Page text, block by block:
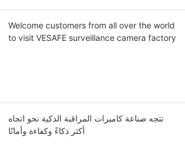
Welcome customers from all over the world
to visit VESAFE surveillance camera factory
تتجه صناعة كاميرات المراقبة الذكية نحو اتجاه
أكثر ذكاءً وكفاءة وأمانًا